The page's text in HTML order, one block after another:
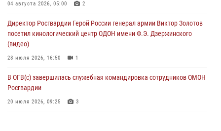
В Москве росгвардейцы задержали троих мужчин, устроивших
06 августа 2026, 11:20 1
04 августа 2026, 05:00 2
Директор Росгвардии Герой России генерал армии Виктор Золотов
посетил кинологический центр ОДОН имени Ф.Э. Дзержинского
(видео)
28 июля 2026, 16:50 1
В ОГВ(с) завершилась служебная командировка сотрудников ОМОН
Росгвардии
20 июля 2026, 09:25 3